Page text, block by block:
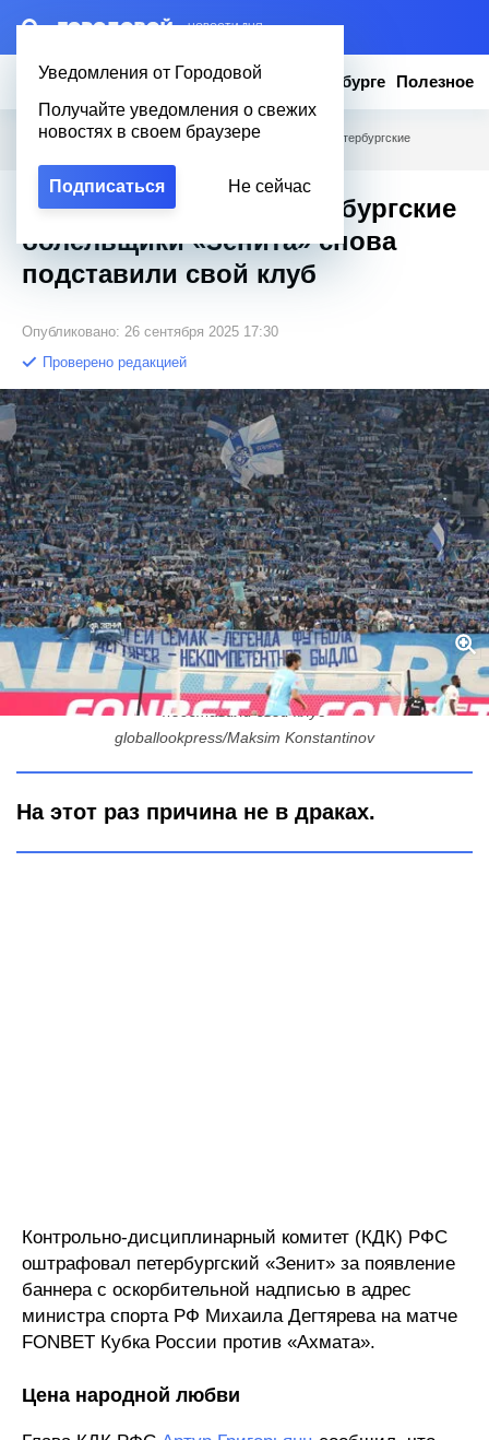
– НОВОСТИ ДНЯ
Уведомления от Городовой
Получайте уведомления о свежих
новостях в своем браузере
Подписаться Не сейчас
Новости Эксклюзив Вопросы о Петербурге Полезное
Городовой Новости Петербурга / «Признали вину»: петербургские
«Признали вину»: петербургские
болельщики «Зенита» снова
подставили свой клуб
Опубликовано: 26 сентября 2025 17:30
Проверено редакцией
«Признали вину»: петербургские болельщики «Зенита» снова
подставили свой клуб
globallookpress/Maksim Konstantinov
На этот раз причина не в драках.
Контрольно-дисциплинарный комитет (КДК) РФС
оштрафовал петербургский «Зенит» за появление
баннера с оскорбительной надписью в адрес
министра спорта РФ Михаила Дегтярева на матче
FONBET Кубка России против «Ахмата».
Цена народной любви